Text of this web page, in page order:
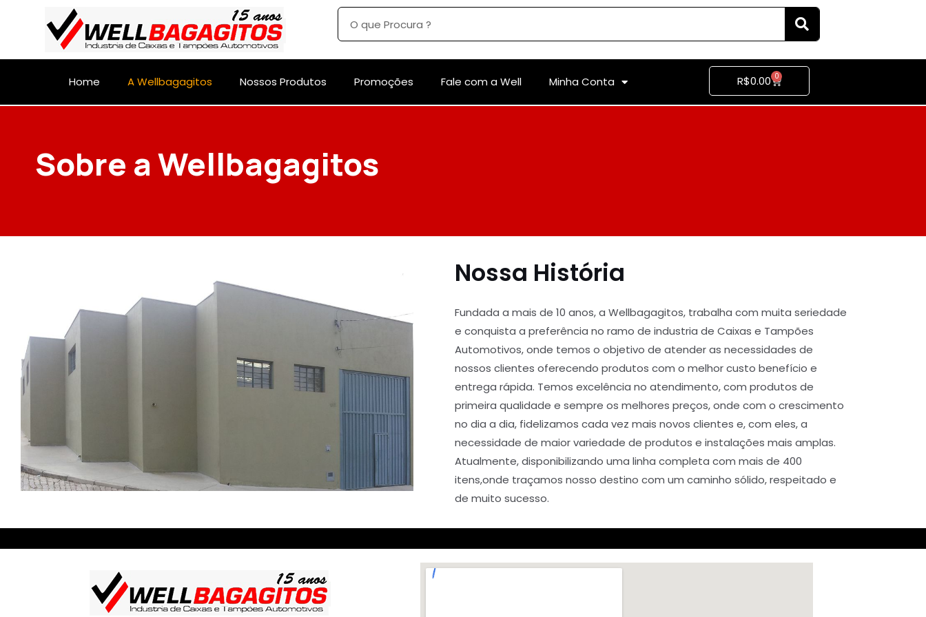
Home A Wellbagagitos Nossos Produtos Promoções Fale com a Well Minha Conta R$0.00 0
Sobre a Wellbagagitos
Nossa História
Fundada a mais de 10 anos, a Wellbagagitos, trabalha com muita seriedade
e conquista a preferência no ramo de industria de Caixas e Tampões
Automotivos, onde temos o objetivo de atender as necessidades de
nossos clientes oferecendo produtos com o melhor custo benefício e
entrega rápida. Temos excelência no atendimento, com produtos de
primeira qualidade e sempre os melhores preços, onde com o crescimento
no dia a dia, fidelizamos cada vez mais novos clientes e, com eles, a
necessidade de maior variedade de produtos e instalações mais amplas.
Atualmente, disponibilizando uma linha completa com mais de 400
itens,onde traçamos nosso destino com um caminho sólido, respeitado e
de muito sucesso.